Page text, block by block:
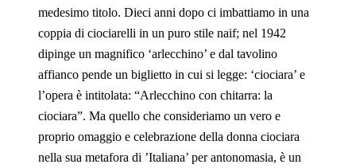
medesimo titolo. Dieci anni dopo ci imbattiamo in una
coppia di ciociarelli in un puro stile naif; nel 1942
dipinge un magnifico ‘arlecchino’ e dal tavolino
affianco pende un biglietto in cui si legge: ‘ciociara’ e
l’opera è intitolata: “Arlecchino con chitarra: la
ciociara”. Ma quello che consideriamo un vero e
proprio omaggio e celebrazione della donna ciociara
nella sua metafora di ’Italiana’ per antonomasia, è un